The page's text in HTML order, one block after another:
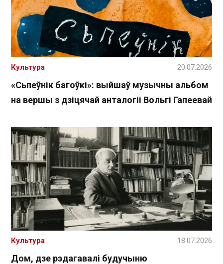
«Сьпеўнік багоўкі»: выйшаў музычны альбом
на вершы з дзіцячай анталогіі Вольгі Гапеевай
Культура 20.07.2026
Дом, дзе рэдагавалі будучыню
Культура 18.07.2026